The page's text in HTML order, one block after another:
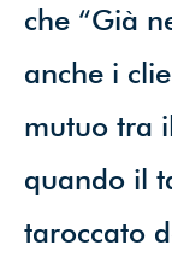
che “Già
anche i
mutuo tra
quando il
taroccato